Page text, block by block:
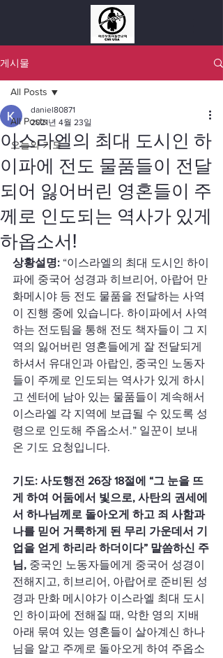
게시물
All Posts
오늘의 기도
All Posts
이스라엘의 최대 도시인 하
이파에 전도 물품들이 전달
되어 잃어버린 영혼들이 주
께로 인도되는 역사가 있게
하옵소서!
daniel80871
2021년 4월 23일
상황설명: “이스라엘의 최대 도시인 하이
파에 중국어 성경과 히브리어, 아랍어 만
화메시야 등 전도 물품을 전달하는 사역
이 진행 중에 있습니다. 하이파에서 사역
하는 전도팀을 통해 전도 책자들이 그 지
역의 잃어버린 영혼들에게 잘 전달되게
하셔서 유대인과 아랍인, 중국인 노동자
들이 주께로 인도되는 역사가 있게 하시
고 센터에 남아 있는 물품들이 계속해서
이스라엘 각 지역에 보급될 수 있도록 성
령으로 인도해 주옵소서.” 일꾼이 보내
온 기도 요청입니다.
기도: 사도행전 26장 18절에 “그 눈을 뜨
게 하여 어둠에서 빛으로, 사탄의 권세에
서 하나님께로 돌아오게 하고 죄 사함과
나를 믿어 거룩하게 된 무리 가운데서 기
업을 얻게 하리라 하더이다” 말씀하신 주
님, 중국인 노동자들에게 중국어 성경이
전해지고, 히브리어, 아랍어로 준비된 성
경과 만화 메시야가 이스라엘 최대 도시
인 하이파에 전해질 때, 악한 영의 지배
아래 묶여 있는 영혼들이 살아계신 하나
님을 알고 주께로 돌아오게 하여 주옵소